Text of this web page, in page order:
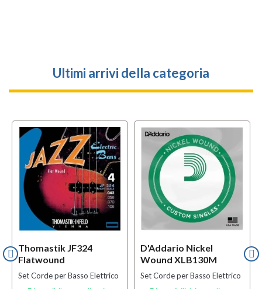
Ultimi arrivi della categoria
Thomastik JF324
Flatwound
Set Corde per Basso Elettrico
D'Addario Nickel
Wound XLB130M
Set Corde per Basso Elettrico